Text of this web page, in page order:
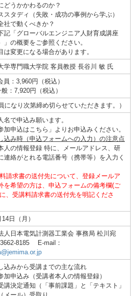
どうかかわるのか？
スタディ（失敗・成功の事例から学ぶ）
社で動くべきか？
記「グローバルエンジニア人財育成講座
」の概要をご参照ください。
変更になる場合があります。
学専門職大学院 客員教授 長谷川 敏 氏
：3,960円（税込）
円（税込）
になり次第締め切らせていただきます。）
名で申込み願います。
加申込はこちら」よりお申込みください。
込み時（申込フォームへの入力）の注意点
人の情報登録 特に、メールアドレス、研
連絡がとれる電話番号 （携帯等）を入力く
請求書の送付先について、登録メールア
を希望の方は、申込フォームの備考欄(ご
、受講料請求書の送付先を明記くださ
日（月）
人日本電気計測器工業会 事務局 松川宛
8185 E-mail：
込みから受講までの主な流れ
申込み（受講者本人の情報登録）
通知（「事前課題」と「テキスト」